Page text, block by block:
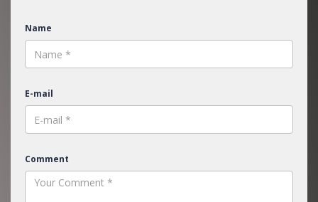
Name
E-mail
Comment